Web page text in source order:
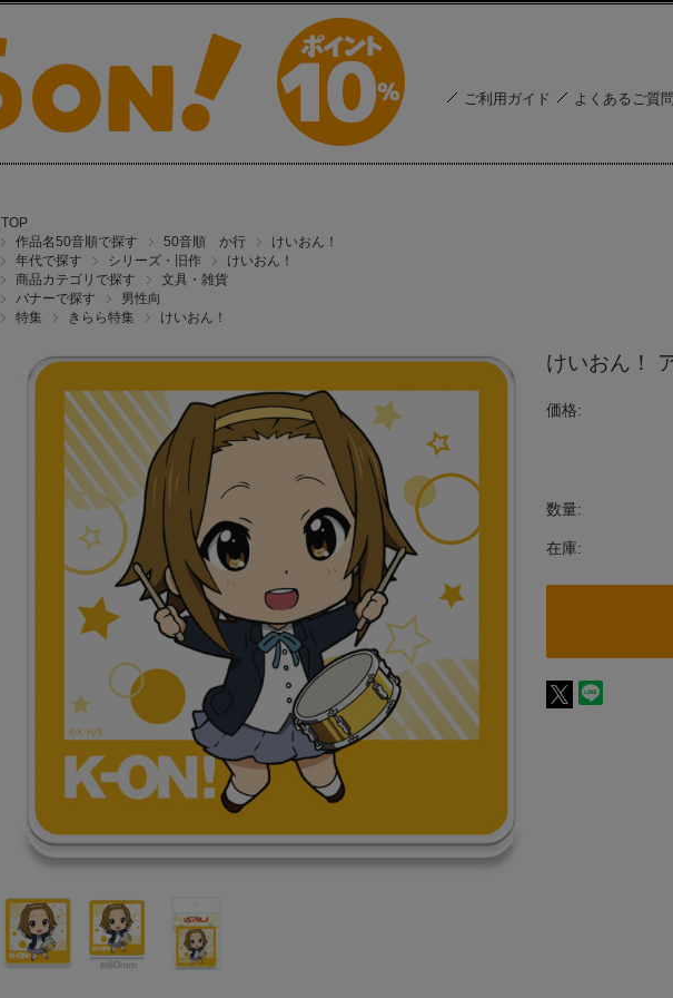
ご利用ガイド よくあるご質
TOP
作品名50音順で探す
50音順 か行
けいおん！
年代で探す
シリーズ・旧作
けいおん！
商品カテゴリで探す
文具・雑貨
バナーで探す
男性向
特集
きらら特集 けいおん！
けいおん！
価格:
数量:
在庫: